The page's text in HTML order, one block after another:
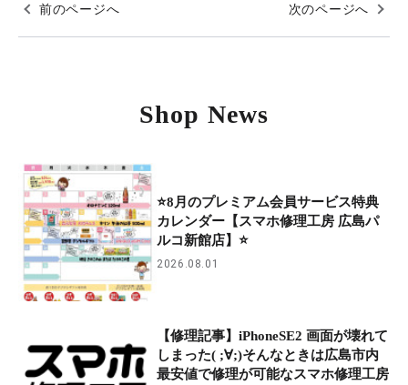
前のページへ 次のページへ
Shop News
⭐8月のプレミアム会員サービス特典
カレンダー【スマホ修理工房 広島パ
ルコ新館店】⭐
2026.08.01
【修理記事】iPhoneSE2 画面が壊れて
しまった( ;∀;)そんなときは広島市内
最安値で修理が可能なスマホ修理工房